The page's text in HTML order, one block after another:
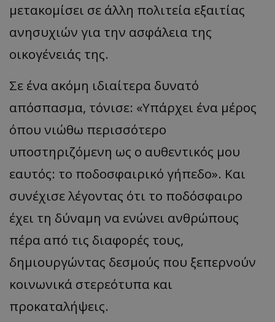
μετακομίσει σε άλλη πολιτεία εξαιτίας
ανησυχιών για την ασφάλεια της
οικογένειάς της.
Σε ένα ακόμη ιδιαίτερα δυνατό
απόσπασμα, τόνισε: «Υπάρχει ένα μέρος
όπου νιώθω περισσότερο
υποστηριζόμενη ως ο αυθεντικός μου
εαυτός: το ποδοσφαιρικό γήπεδο». Και
συνέχισε λέγοντας ότι το ποδόσφαιρο
έχει τη δύναμη να ενώνει ανθρώπους
πέρα από τις διαφορές τους,
δημιουργώντας δεσμούς που ξεπερνούν
κοινωνικά στερεότυπα και
προκαταλήψεις.